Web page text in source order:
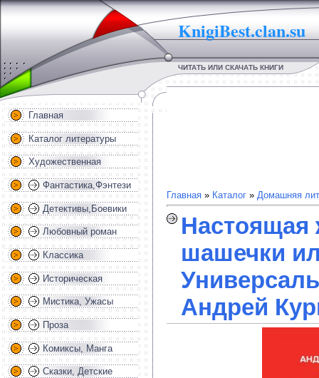
KnigiBest.clan.su
ЧИТАТЬ ИЛИ СКАЧАТЬ КНИГИ
Главная
Каталог литературы
Художественная
Фантастика,Фэнтези
Детективы,Боевики
Любовный роман
Классика
Историческая
Мистика, Ужасы
Проза
Комиксы, Манга
Сказки, Детские
Главная » Каталог » Домашняя
Настоящая
шашечки
Андрей